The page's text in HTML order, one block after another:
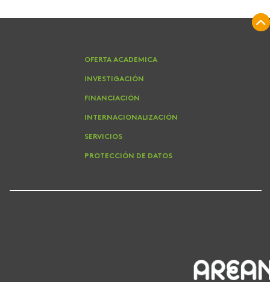
OFERTA ACADEMICA
INVESTIGACIÓN
FINANCIACIÓN
INTERNACIONALIZACIÓN
SERVICIOS
PROTECCIÓN DE DATOS